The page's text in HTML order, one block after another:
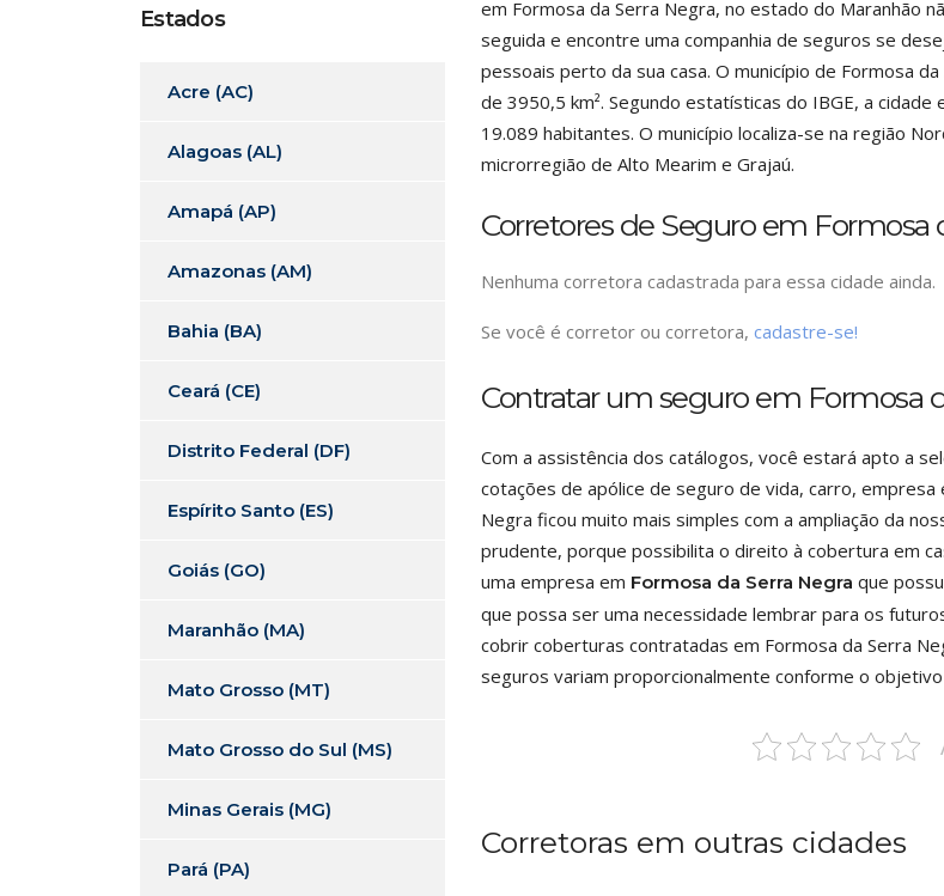
em Formosa da Serra Negra, no estado do Maranhão
seguida e encontre uma companhia de seguros se
pessoais perto da sua casa. O município de Formosa
de 3950,5 km². Segundo estatísticas do IBGE, a
19.089 habitantes. O município localiza-se na região
microrregião de Alto Mearim e Grajaú.
Corretores de Seguro em Formosa
Nenhuma corretora cadastrada para essa cidade ainda.
Se você é corretor ou corretora, cadastre-se!
Contratar um seguro em Formosa
Com a assistência dos catálogos, você estará apto a
cotações de apólice de seguro de vida, carro,
Negra ficou muito mais simples com a ampliação da
prudente, porque possibilita o direito à cobertura em
uma empresa em Formosa da Serra Negra que
que possa ser uma necessidade lembrar para os
cobrir coberturas contratadas em Formosa da Serra
seguros variam proporcionalmente conforme o
Corretoras em outras cidades
Estados
Acre (AC)
Alagoas (AL)
Amapá (AP)
Amazonas (AM)
Bahia (BA)
Ceará (CE)
Distrito Federal (DF)
Espírito Santo (ES)
Goiás (GO)
Maranhão (MA)
Mato Grosso (MT)
Mato Grosso do Sul (MS)
Minas Gerais (MG)
Pará (PA)